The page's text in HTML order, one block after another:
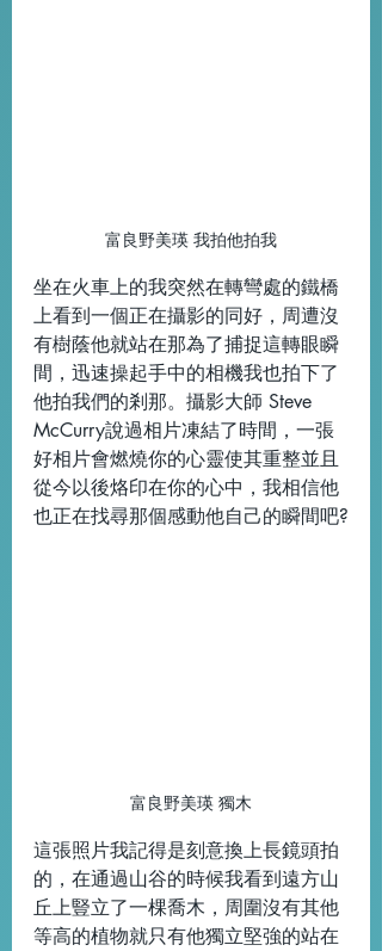
富良野美瑛 我拍他拍我
坐在火車上的我突然在轉彎處的鐵橋
上看到一個正在攝影的同好，周遭沒
有樹蔭他就站在那為了捕捉這轉眼瞬
間，迅速操起手中的相機我也拍下了
他拍我們的剎那。攝影大師 Steve
McCurry說過相片凍結了時間，一張
好相片會燃燒你的心靈使其重整並且
從今以後烙印在你的心中，我相信他
也正在找尋那個感動他自己的瞬間吧?
富良野美瑛 獨木
這張照片我記得是刻意換上長鏡頭拍
的，在通過山谷的時候我看到遠方山
丘上豎立了一棵喬木，周圍沒有其他
等高的植物就只有他獨立堅強的站在